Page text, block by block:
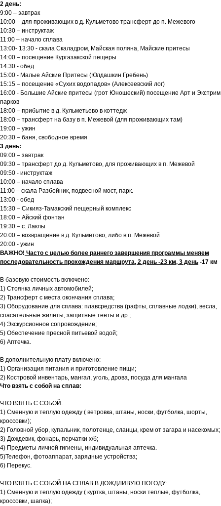
2 день:
9:00 – завтрак
10:00 – для проживающих в д. Кульметово трансферт до п. Межевого
10:30 – инструктаж
11:00 – начало сплава
13:00- 13:30 - скала Скаладром, Майская поляна, Майские притесы
14:00 – посещение Кургазакской пещеры
14:30 - обед
15:00 - Малые Айские Притесы (Юлдашкин Гребень)
15:15 – посещение «Сухих водопадов» (Алексеевский лог)
16:00 - Большие Айские притесы (грот Юношеский) посещение Арт и Экстрим
парков
18:00 – прибытие в д. Кульметьево в коттедж
18:00 – трансферт на базу в п. Межевой (для проживающих там)
19:00 – ужин
20:30 – баня, свободное время
3 день:
09:00 – завтрак
09:30 – трансферт до д. Кульметово, для проживающих в п. Межевой
09:50 - инструктаж
10:00 – начало сплава
11:00 – скала Разбойник, подвесной мост, парк.
13:00 - обед
15:30 – Сикияз-Тамакский пещерный комплекс
18:00 – Айский фонтан
19:30 – с. Лаклы
20:00 – возвращение в д. Кульметово, либо в п. Межевой
20:00 - ужин
ВАЖНО! Часто с целью более раннего завершения программы меняем
последовательность прохождения маршрута, 2 день -23 км, 3 день -17 км
В базовую стоимость включено:
1) Стоянка личных автомобилей;
2) Трансферт с места окончания сплава;
3) Оборудование для сплава: плавсредства (рафты, сплавные лодки), весла,
спасательные жилеты, защитные тенты и др.;
4) Экскурсионное сопровождение;
5) Обеспечение пресной питьевой водой;
6) Аптечка.
В дополнительную плату включено:
1) Организация питания и приготовление пищи;
2) Костровой инвентарь, мангал, уголь, дрова, посуда для мангала
Что взять с собой на сплав:
ЧТО ВЗЯТЬ С СОБОЙ:
1) Сменную и теплую одежду ( ветровка, штаны, носки, футболка, шорты,
кроссовки);
2) Головной убор, купальник, полотенце, сланцы, крем от загара и насекомых;
3) Дождевик, фонарь, перчатки х/б;
4) Предметы личной гигиены, индивидуальная аптечка.
5)Телефон, фотоаппарат, зарядные устройства;
6) Перекус.
ЧТО ВЗЯТЬ С СОБОЙ НА СПЛАВ В ДОЖДЛИВУЮ ПОГОДУ:
1) Сменную и теплую одежду ( куртка, штаны, носки теплые, футболка,
кроссовки, шапка);